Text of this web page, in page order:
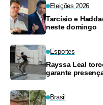
Eleições 2026
Tarcísio e
neste domingo
Esportes
Rayssa Leal
garante
Brasil